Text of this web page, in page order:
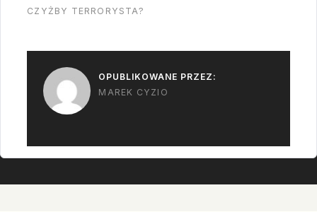
CZYŻBY TERRORYSTA?
OPUBLIKOWANE PRZEZ:
MAREK CYZIO